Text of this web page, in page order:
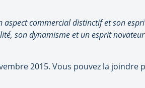
commercial distinctif et son
son dynamisme et un esprit
2015. Vous pouvez la joindre